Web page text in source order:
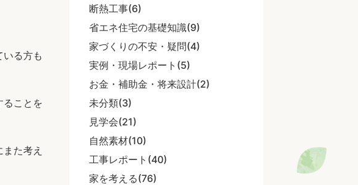
る方も
ることを
た考え
断熱工事(6)
省エネ住宅の基礎知識(9)
家づくりの不安・疑問(4)
実例・現場レポート(5)
お金・補助金・将来設計(2)
未分類(3)
見学会(21)
自然素材(10)
工事レポート(40)
家を考える(76)